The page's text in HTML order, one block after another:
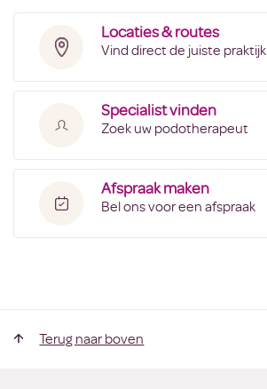
Locaties & routes
Vind direct de juiste praktijk
Specialist vinden
Zoek uw podotherapeut
Afspraak maken
Bel ons voor een afspraak
Terug naar boven